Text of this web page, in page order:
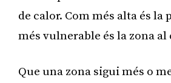
de calor. Com més alta és la
més vulnerable és la zona
Que una zona sigui més o